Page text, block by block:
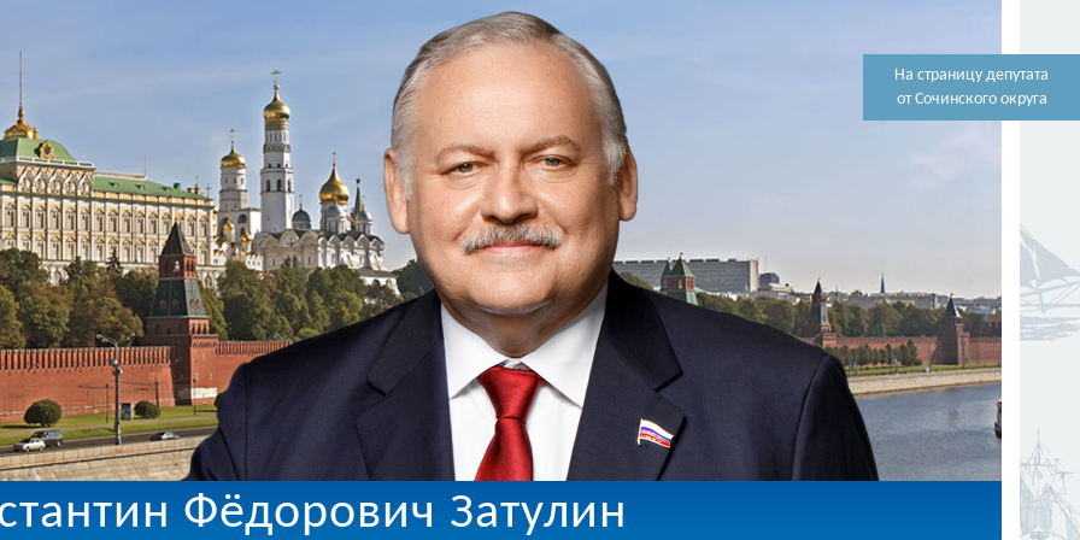
На страницу депутата
от Сочинского округа
Фёдорович Затулин